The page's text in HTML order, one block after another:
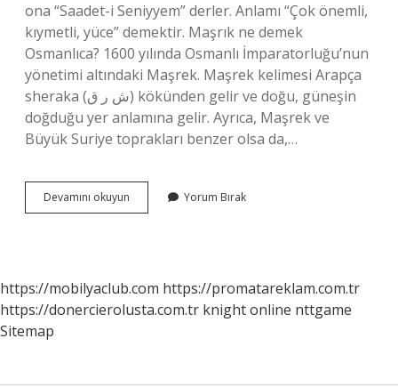
ona “Saadet-i Seniyyem” derler. Anlamı “Çok önemli,
kıymetli, yüce” demektir. Maşrık ne demek
Osmanlıca? 1600 yılında Osmanlı İmparatorluğu’nun
yönetimi altındaki Maşrek. Maşrek kelimesi Arapça
sheraka (ش ر ق) kökünden gelir ve doğu, güneşin
doğduğu yer anlamına gelir. Ayrıca, Maşrek ve
Büyük Suriye toprakları benzer olsa da,…
Devamını okuyun Meşrebe
Ne
Yorum Bırak
https://mobilyaclub.com https://promatareklam.com.tr
https://donercierolusta.com.tr knight online nttgame
Sitemap